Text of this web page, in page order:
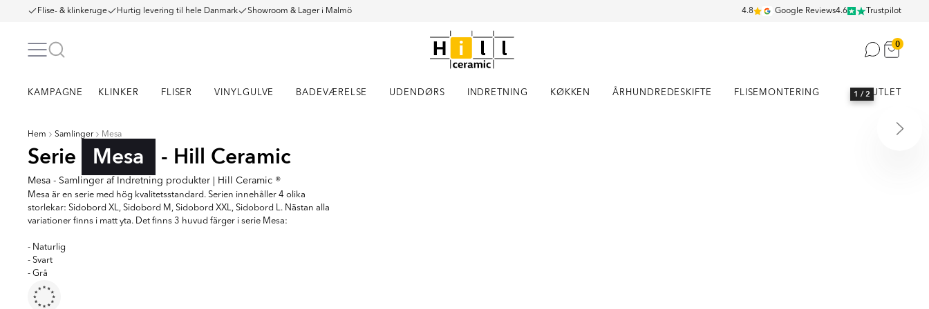
Flise- & klinkeruge Hurtig levering til hele Danmark Showroom & Lager i Malmö 4.8 Google Reviews4.6 Trustpilot
0
KAMPAGNE KLINKER FLISER VINYLGULVE BADEVÆRELSE UDENDØRS INDRETNING KØKKEN ÅRHUNDREDESKIFTE FLISEMONTERING OUTLET
Hem Samlinger Mesa
Serie Mesa - Hill Ceramic
Mesa - Samlinger af Indretning produkter | Hill Ceramic ®
Mesa är en serie med hög kvalitetsstandard. Serien innehåller 4 olika
storlekar: Sidobord XL, Sidobord M, Sidobord XXL, Sidobord L. Nästan alla
variationer finns i matt yta. Det finns 3 huvud färger i serie Mesa:
- Naturlig
- Svart
- Grå
1 / 2